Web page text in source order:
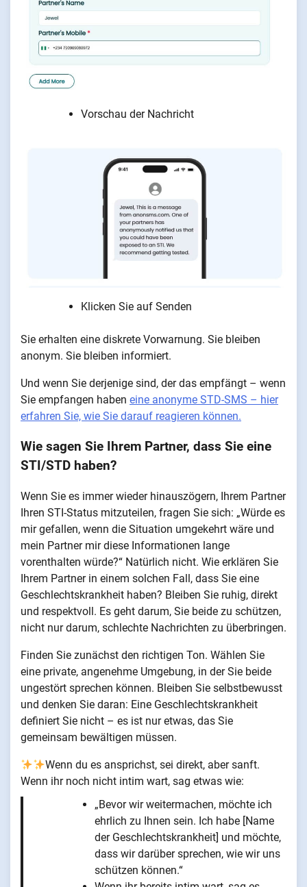
Vorschau der Nachricht
Klicken Sie auf Senden
Sie erhalten eine diskrete Vorwarnung. Sie bleiben
anonym. Sie bleiben informiert.
Und wenn Sie derjenige sind, der das empfängt – wenn
Sie empfangen haben eine anonyme STD-SMS – hier
erfahren Sie, wie Sie darauf reagieren können.
Wie sagen Sie Ihrem Partner, dass Sie eine
STI/STD haben?
Wenn Sie es immer wieder hinauszögern, Ihrem Partner
Ihren STI-Status mitzuteilen, fragen Sie sich: „Würde es
mir gefallen, wenn die Situation umgekehrt wäre und
mein Partner mir diese Informationen lange
vorenthalten würde?“ Natürlich nicht. Wie erklären Sie
Ihrem Partner in einem solchen Fall, dass Sie eine
Geschlechtskrankheit haben? Bleiben Sie ruhig, direkt
und respektvoll. Es geht darum, Sie beide zu schützen,
nicht nur darum, schlechte Nachrichten zu überbringen.
Finden Sie zunächst den richtigen Ton. Wählen Sie
eine private, angenehme Umgebung, in der Sie beide
ungestört sprechen können. Bleiben Sie selbstbewusst
und denken Sie daran: Eine Geschlechtskrankheit
definiert Sie nicht – es ist nur etwas, das Sie
gemeinsam bewältigen müssen.
Wenn du es ansprichst, sei direkt, aber sanft.
Wenn ihr noch nicht intim wart, sag etwas wie:
„Bevor wir weitermachen, möchte ich
ehrlich zu Ihnen sein. Ich habe [Name
der Geschlechtskrankheit] und möchte,
dass wir darüber sprechen, wie wir uns
schützen können.“